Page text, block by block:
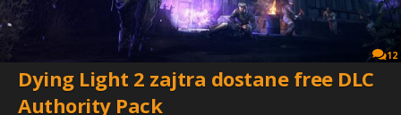
12
Dying Light 2 zajtra dostane free DLC
Authority Pack